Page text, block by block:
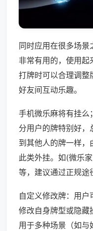
同时应用在很多场
非常有用的，使用
打牌时可以合理调整
好友间互动乐趣。
手机微乐麻将有挂么
分用户的牌特别好，
到其他人的牌一样，
此类外挂。如(微乐
等，建议通过正规途
自定义修改牌：用户
修改自身牌型或隐藏
用于多种场景（如